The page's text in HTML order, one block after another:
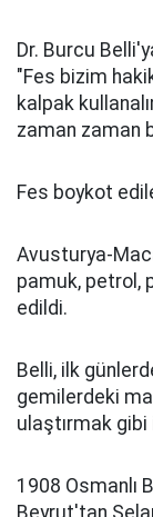
Dr. Burcu
"Fes bizim
kalpak
zaman zaman
Fes boykot
Avusturya-
pamuk, petrol,
edildi.
Belli, ilk
gemilerdeki
ulaştırmak
1908 Osmanlı
Beyrut'tan